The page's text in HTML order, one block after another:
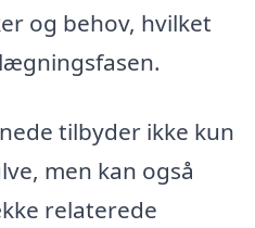
og behov, hvilket
tilbyder ikke kun
men kan også
relaterede